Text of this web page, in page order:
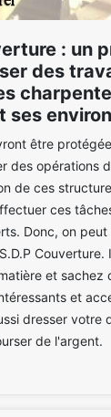
: un
des
ses
être
des opérations
de ces
ces
Donc, on
Couverture.
et sachez
et
dresser votre
de l'argent.